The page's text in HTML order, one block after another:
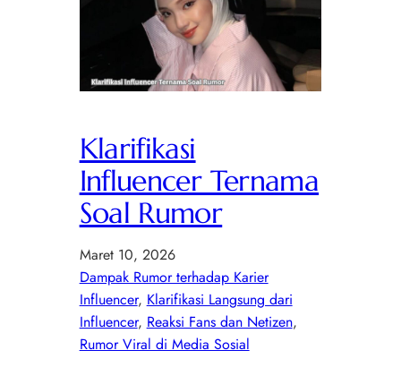
Klarifikasi
Influencer Ternama
Soal Rumor
Maret 10, 2026
Dampak Rumor terhadap Karier
Influencer, Klarifikasi Langsung dari
Influencer, Reaksi Fans dan Netizen
Rumor Viral di Media Sosial